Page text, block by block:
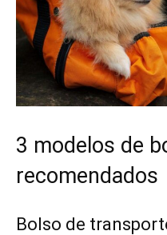
3 modelos de
recomendados
Bolso de